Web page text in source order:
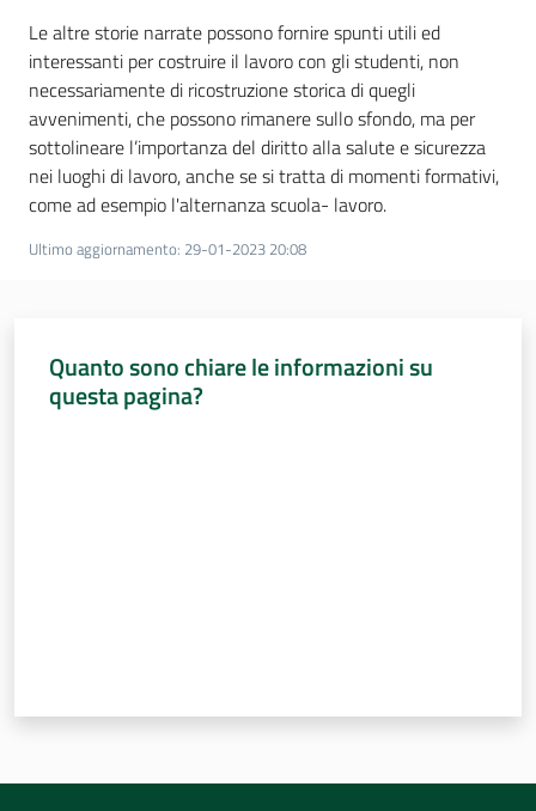
Assemblea
legislativa
Assemblea
Per i media
Le altre storie narrate possono fornire spunti utili ed
interessanti per costruire il lavoro con gli studenti, non
necessariamente di ricostruzione storica di quegli
avvenimenti, che possono rimanere sullo sfondo, ma per
sottolineare l’importanza del diritto alla salute e sicurezza
nei luoghi di lavoro, anche se si tratta di momenti formativi,
come ad esempio l'alternanza scuola- lavoro.
Ultimo aggiornamento: 29-01-2023 20:08
Quanto sono chiare le informazioni su
questa pagina?